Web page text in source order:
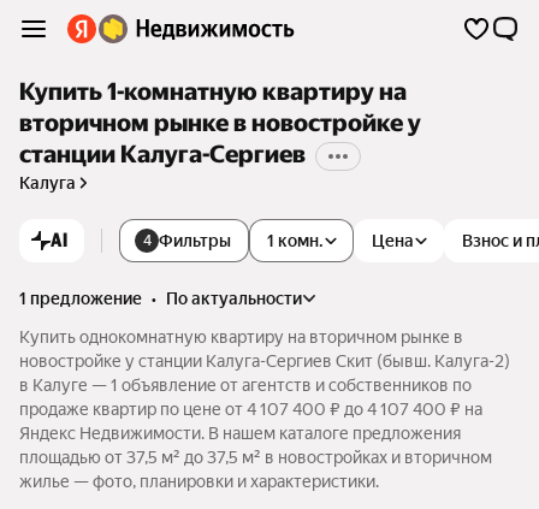
Купить 1-комнатную квартиру на
вторичном рынке в новостройке у
станции Калуга-Сергиев
Калуга
AI 4 Фильтры Цена Взнос и
1 комн.
1 предложение •
по актуальности
Купить однокомнатную квартиру на вторичном рынке в
новостройке у станции Калуга-Сергиев Скит (бывш. Калуга-2)
в Калуге — 1 объявление от агентств и собственников по
продаже квартир по цене от 4 107 400 ₽ до 4 107 400 ₽ на
Яндекс Недвижимости. В нашем каталоге предложения
площадью от 37,5 м² до 37,5 м² в новостройках и вторичном
жилье — фото, планировки и характеристики.